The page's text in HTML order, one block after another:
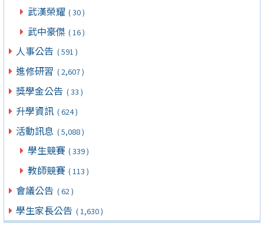
武漢榮耀 ( 30 )
武中豪傑 ( 16 )
人事公告 ( 591 )
進修研習 ( 2,607 )
獎學金公告 ( 33 )
升學資訊 ( 624 )
活動訊息 ( 5,088 )
學生競賽 ( 339 )
教師競賽 ( 113 )
會議公告 ( 62 )
學生家長公告 ( 1,630 )